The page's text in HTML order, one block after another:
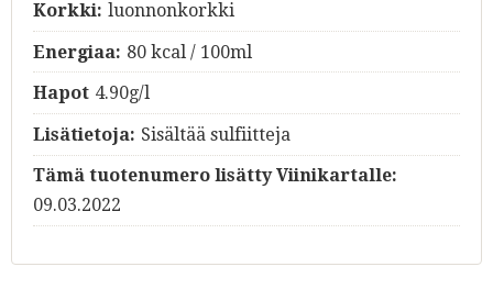
Korkki: luonnonkorkki
Energiaa: 80 kcal / 100ml
Hapot 4.90g/l
Lisätietoja: Sisältää sulfiitteja
Tämä tuotenumero lisätty Viinikartalle:
09.03.2022